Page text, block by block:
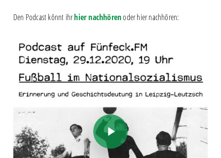
Den Podcast könnt ihrhier nachhörenoder hier nachhören:
Play Video